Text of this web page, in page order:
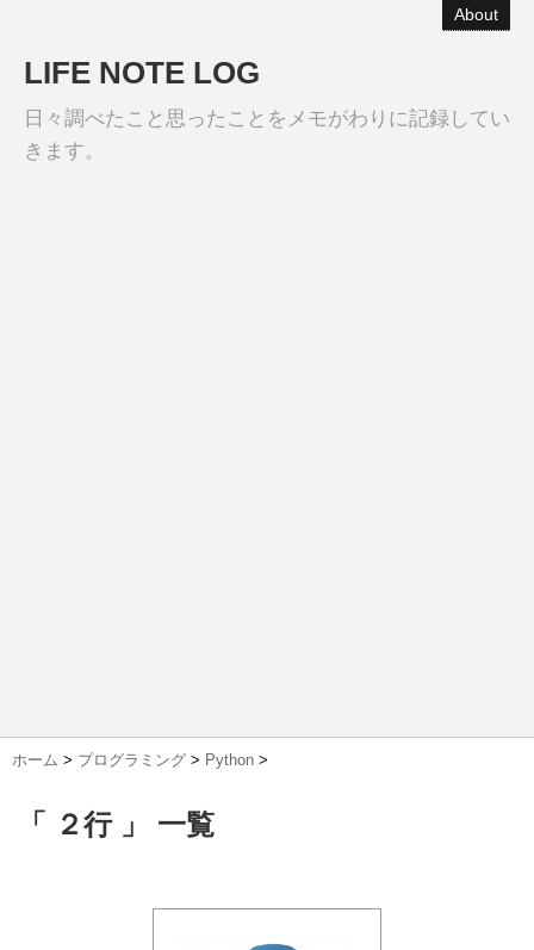
About
LIFE NOTE LOG
日々調べたこと思ったことをメモがわりに記録してい
きます。
ホーム > プログラミング > Python >
「 ２行 」 一覧